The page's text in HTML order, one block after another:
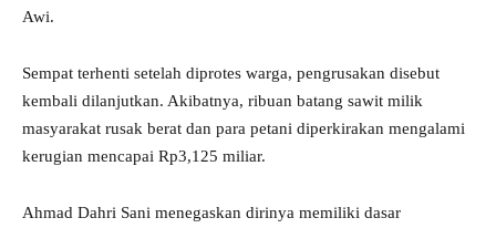
Awi.
Sempat terhenti setelah diprotes warga, pengrusakan disebut
kembali dilanjutkan. Akibatnya, ribuan batang sawit milik
masyarakat rusak berat dan para petani diperkirakan mengalami
kerugian mencapai Rp3,125 miliar.
Ahmad Dahri Sani menegaskan dirinya memiliki dasar